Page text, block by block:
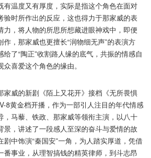
有温度又有厚度，实际是指这个角色在面对
验时所作出的反应，这也得力于那家威的表
力，将人物的所思所想藏进眼神戏中，即便
，那家威也更擅长“润物细无声”的表演方
了“陶正”收割路人缘的底气，共振的情感自
喜爱这个角色的缘由。
威的新剧《陌上又花开》接档《无所畏惧
8黄金档开播，作为一部引人注目的年代情感
，马藜、铁政、那家威等领衔主演，以八十
景，讲述了一段感人至深的奋斗与爱情的故
中饰演“秦国安”一角，为人踏实厚道，凭借
番事业，从理智搞钱的精英律师，到斗志昂